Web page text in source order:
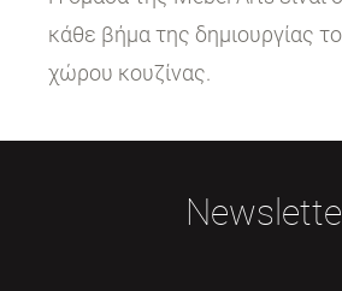
κάθε βήμα της δημιουργίας
χώρου κουζίνας.